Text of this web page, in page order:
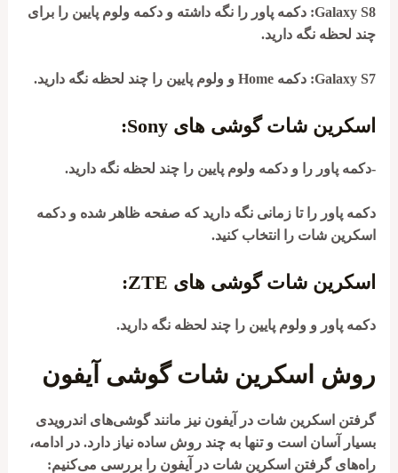
Galaxy S8: دکمه پاور را نگه داشته و دکمه ولوم پایین را برای
چند لحظه نگه دارید.
Galaxy S7: دکمه Home و ولوم پایین را چند لحظه نگه دارید.
اسکرین شات گوشی های Sony:
-دکمه پاور را و دکمه ولوم پایین را چند لحظه نگه دارید.
دکمه پاور را تا زمانی نگه دارید که صفحه ظاهر شده و دکمه
اسکرین شات را انتخاب کنید.
اسکرین شات گوشی های ZTE:
دکمه پاور و ولوم پایین را چند لحظه نگه دارید.
روش اسکرین شات گوشی آیفون
گرفتن اسکرین شات در آیفون نیز مانند گوشی‌های اندرویدی
بسیار آسان است و تنها به چند روش ساده نیاز دارد. در ادامه،
راه‌های گرفتن اسکرین شات در آیفون را بررسی می‌کنیم: